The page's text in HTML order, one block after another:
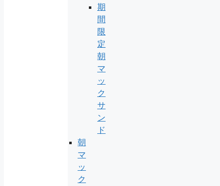
期
間
限
定
朝
マ
ッ
ク
サ
ン
ド
朝
マ
ッ
ク